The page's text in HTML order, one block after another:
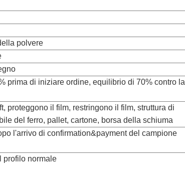
polvere
prima di iniziare ordine, equilibrio di 70% contro la
proteggono il film, restringono il film, struttura di
del ferro, pallet, cartone, borsa della schiuma
l'arrivo di confirmation&payment del campione
profilo normale